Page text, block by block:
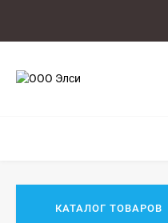
КАТАЛОГ ТОВАРОВ